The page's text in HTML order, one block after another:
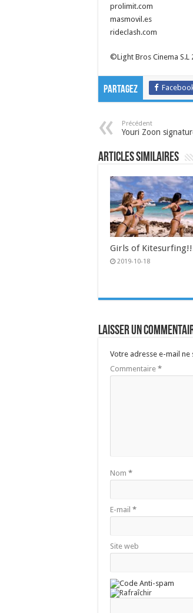
prolimit.com
masmovil.es
rideclash.com
©Light Bros Cinema S.L
Partagez
Précédent
Youri Zoon
Articles similaires
Girls of
2019-10-18
Laisser un
Votre adresse e-mail ne
Commentaire *
Nom *
E-mail *
Site web